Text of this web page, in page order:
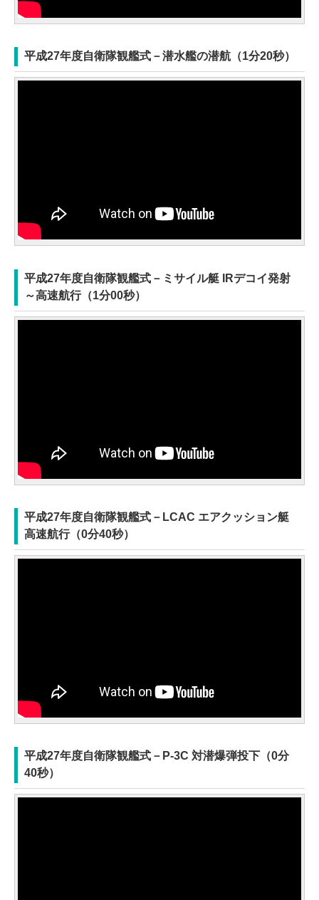
平成27年度自衛隊観艦式－潜水艦の潜航（1分20秒）
平成27年度自衛隊観艦式－ミサイル艇 IRデコイ発射
～高速航行（1分00秒）
平成27年度自衛隊観艦式－LCAC エアクッション艇
高速航行（0分40秒）
平成27年度自衛隊観艦式－P-3C 対潜爆弾投下（0分
40秒）